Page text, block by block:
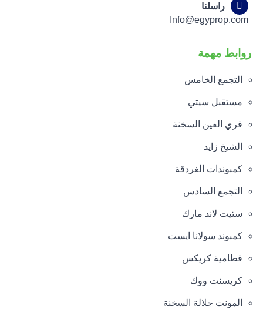
راسلنا
Info@egyprop.com
روابط مهمة
التجمع الخامس
مستقبل سيتي
قري العين السخنة
الشيخ زايد
كمبوندات الغردقة
التجمع السادس
ستيت لاند مارك
كمبوند سولانا ايست
قطامية كريكس
كريسنت ووك
المونت جلالة السخنة